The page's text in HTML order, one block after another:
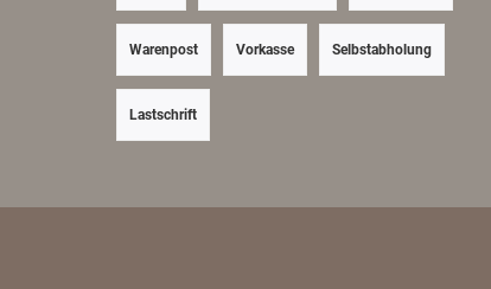
Vorkasse
Lastschrift
Warenpost Selbstabholung